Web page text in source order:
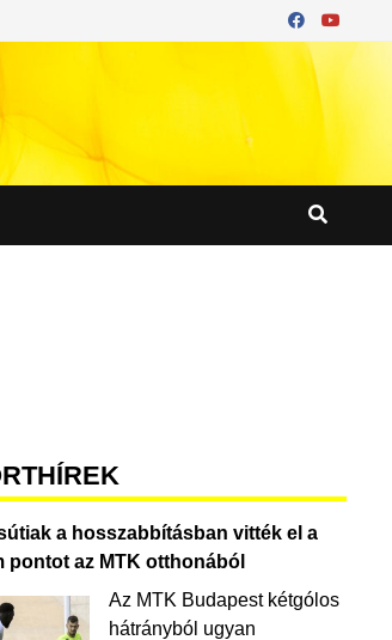
a hosszabbításban vitték el a
pontot az MTK otthonából
Az MTK Budapest kétgólos
hátrányból ugyan